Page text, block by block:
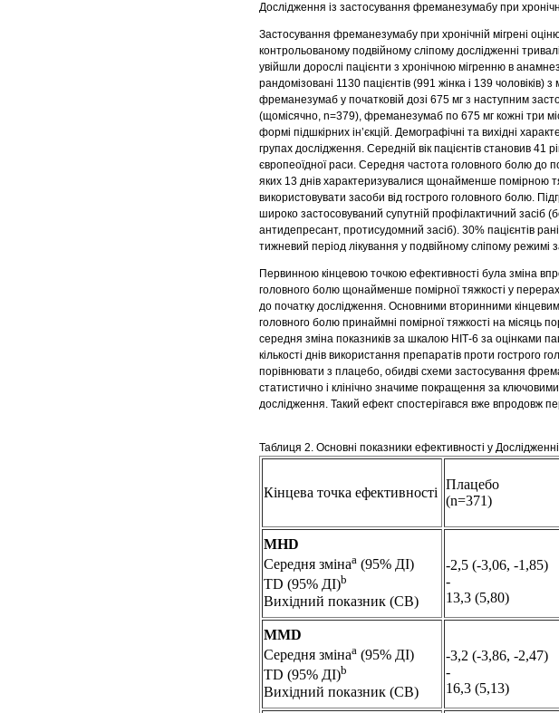
Дослідження із застосування фреманезумабу при
Застосування фреманезумабу при хронічній мігрені
контрольованому подвійному сліпому дослідженні
увійшли дорослі пацієнти з хронічною мігренню в
рандомізовані 1130 пацієнтів (991 жінка і 139
фреманезумаб у початковій дозі 675 мг з наступним
(щомісячно, n=379), фреманезумаб по 675 мг кожні три
формі підшкірних ін’єкцій. Демографічні та вихідні
групах дослідження. Середній вік пацієнтів становив 41
європеоїдної раси. Середня частота головного болю до
яких 13 днів характеризувалися щонайменше помірною
використовувати засоби від гострого головного болю.
широко застосовуваний супутній профілактичний засіб
антидепресант, протисудомний засіб). 30% пацієнтів
тижневий період лікування у подвійному сліпому режимі
Первинною кінцевою точкою ефективності була зміна
головного болю щонайменше помірної тяжкості у
до початку дослідження. Основними вторинними
головного болю принаймні помірної тяжкості на місяць
середня зміна показників за шкалою НІТ-6 за оцінками
кількості днів використання препаратів проти
порівнювати з плацебо, обидві схеми застосування
статистично і клінічно значиме покращення за
дослідження. Такий ефект спостерігався вже впродовж
Таблиця 2. Основні показники ефективності у Дослідженні
Кінцева точка ефективності
Плацебо
(n=371)
MHD
Середня змінаа (95% ДІ)
TD (95% ДІ)b
Вихідний показник (СВ)
-2,5 (-3,06, -1,85)
-
13,3 (5,80)
MMD
Середня змінаа (95% ДІ)
TD (95% ДІ)b
Вихідний показник (СВ)
-3,2 (-3,86, -2,47)
-
16,3 (5,13)